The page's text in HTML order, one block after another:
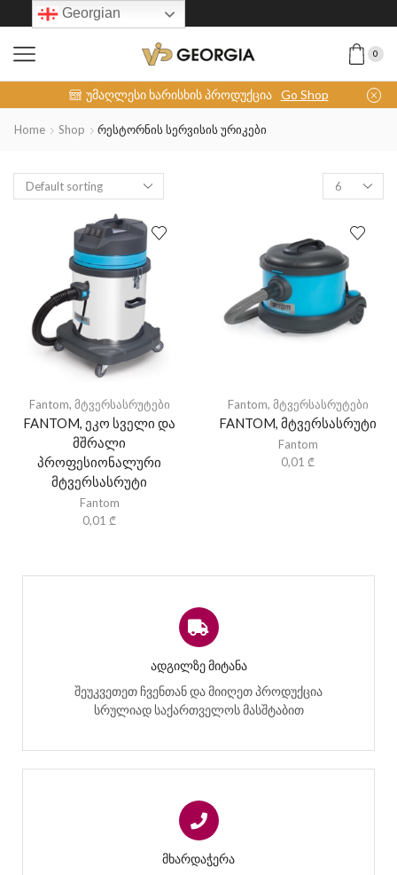
0
უმაღლესი ხარისხის პროდუქცია Go Shop
Home Shop Რესტორნის Სერვისის Ურიკები
Fantom, მტვერსასრუტები
FANTOM, ეკო სველი და
მშრალი
პროფესიონალური
მტვერსასრუტი
Fantom
0,01 ₾
Fantom, მტვერსასრუტები
FANTOM, მტვერსასრუტი
Fantom
0,01 ₾
ᲐᲓᲒᲘᲚᲖᲔ ᲛᲘᲢᲐᲜᲐ
შეუკვეთეთ ჩვენთან და მიიღეთ პროდუქცია
სრულიად საქართველოს მასშტაბით
ᲛᲮᲐᲠᲓᲐᲭᲔᲠᲐ
Georgian